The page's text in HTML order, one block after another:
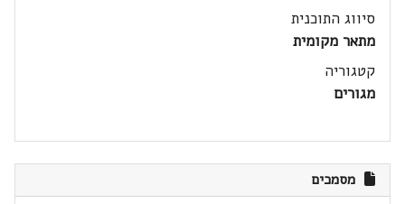
סיווג התוכנית
מתאר מקומית
קטגוריה
מגורים
מסמכים